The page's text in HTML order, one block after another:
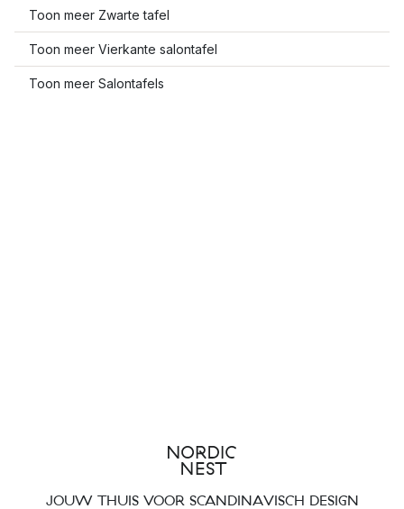
Toon meer Zwarte tafel
Toon meer Vierkante salontafel
Toon meer Salontafels
JOUW THUIS VOOR SCANDINAVISCH DESIGN